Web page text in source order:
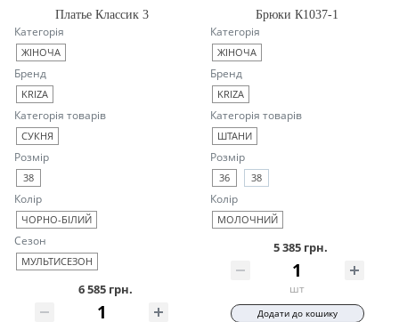
Платье Классик 3
Категорія
ЖІНОЧА
Бренд
KRIZA
Категорія товарів
СУКНЯ
Розмір
38
Колір
ЧОРНО-БІЛИЙ
Сезон
МУЛЬТИСЕЗОН
6 585 грн.
Брюки К1037-1
Категорія
ЖІНОЧА
Бренд
KRIZA
Категорія товарів
ШТАНИ
Розмір
36 38
Колір
МОЛОЧНИЙ
5 385 грн.
шт
Додати до кошику